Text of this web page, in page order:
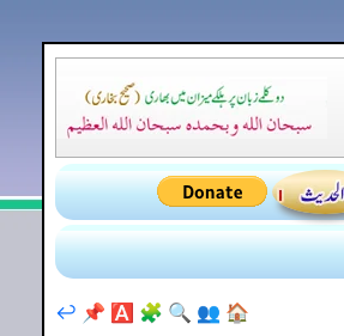
🏠
👥
🔍
🧩
🅰️
📌
↩️